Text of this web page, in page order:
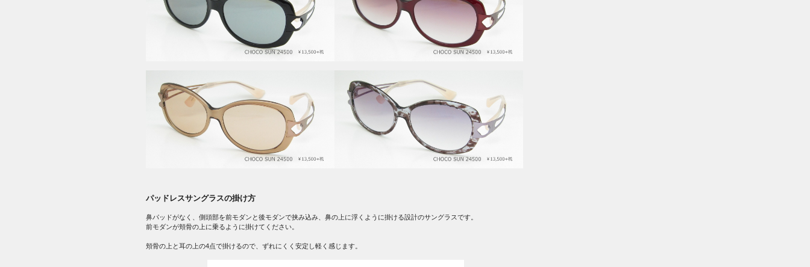
パッドレスサングラスの掛け方
鼻パッドがなく、側頭部を前モダンと後モダンで挟み込み、鼻の上に浮くように掛ける設計のサングラスです。
前モダンが頬骨の上に乗るように掛けてください。
頬骨の上と耳の上の4点で掛けるので、ずれにくく安定し軽く感じます。